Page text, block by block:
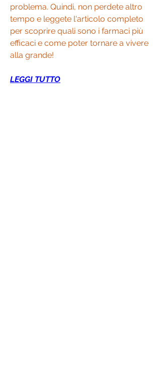
problema. Quindi, non perdete altro
tempo e leggete l'articolo completo
per scoprire quali sono i farmaci più
efficaci e come poter tornare a vivere
alla grande!
LEGGI TUTTO